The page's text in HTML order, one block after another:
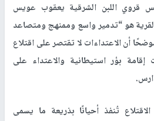
قروي اللبن الشرقية يعقوب عويس
هو “تدمير واسع وممنهج ومتصاعد
أن الاعتداءات لا تقتصر على اقتلاع
بؤر استيطانية والاعتداء على
تُنفذ أحيانًا بذريعة ما يسمى